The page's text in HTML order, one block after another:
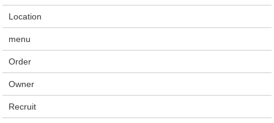
Location
menu
Order
Owner
Recruit